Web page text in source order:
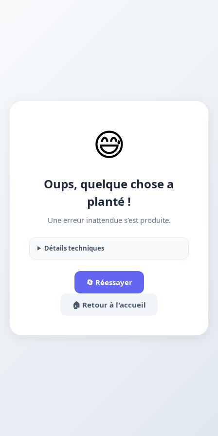
😅
Oups, quelque chose a
planté !
Une erreur inattendue s'est produite.
Détails techniques
🔄 Réessayer
🏠 Retour à l'accueil